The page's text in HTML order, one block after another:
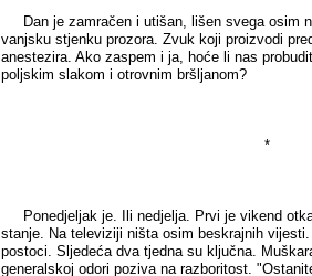
Dan je zamračen i utišan, lišen svega osim
vanjsku stjenku prozora. Zvuk koji proizvodi
anestezira. Ako zaspem i ja, hoće li nas
poljskim slakom i otrovnim bršljanom?
*
Ponedjeljak je. Ili nedjelja. Prvi je vikend
stanje. Na televiziji ništa osim beskrajnih
postoci. Sljedeća dva tjedna su ključna.
generalskoj odori poziva na razboritost.